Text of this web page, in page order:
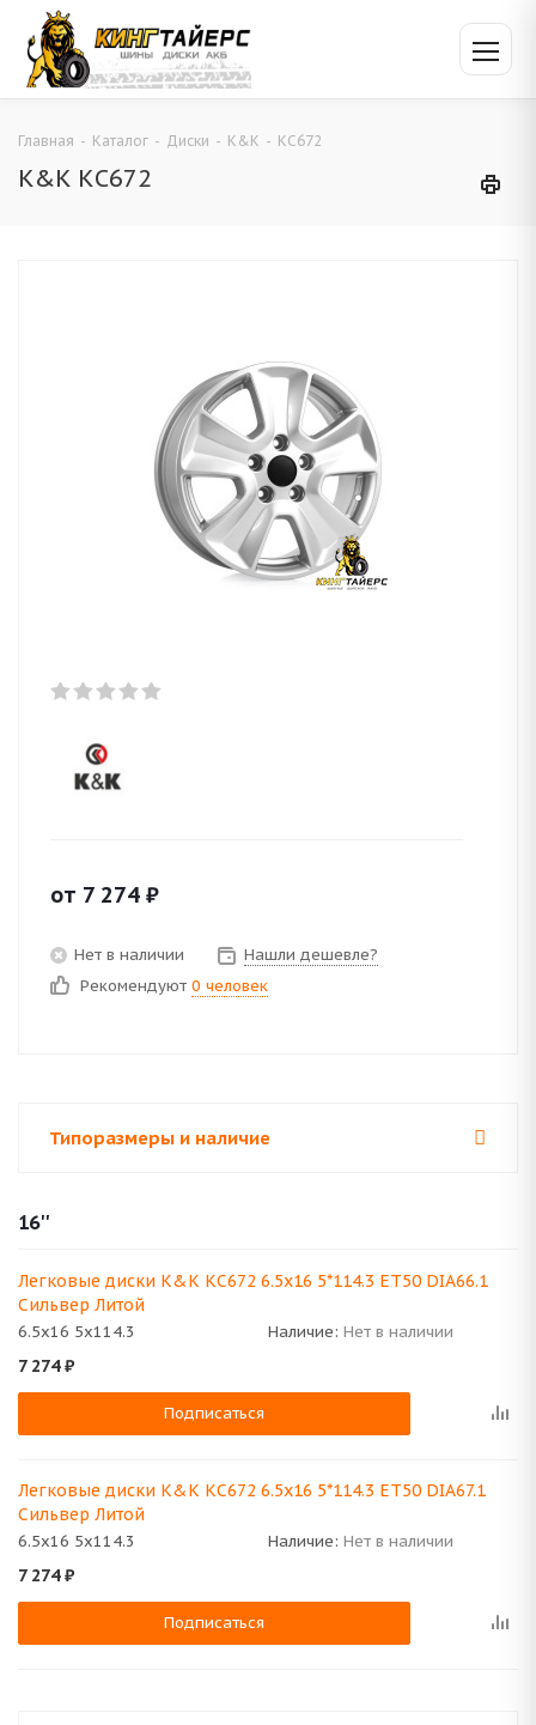
Главная - Каталог - Диски - K&K - КС672
K&K КС672
от 7 274 ₽
Нет в наличии
Нашли дешевле?
Рекомендуют 0 человек
Типоразмеры и наличие
16''
Легковые диски K&K КС672 6.5x16 5*114.3 ET50 DIA66.1
Сильвер Литой
6.5x16 5x114.3 Наличие: Нет в наличии
7 274₽
Подписаться
Легковые диски K&K КС672 6.5x16 5*114.3 ET50 DIA67.1
Сильвер Литой
6.5x16 5x114.3 Наличие: Нет в наличии
7 274₽
Подписаться